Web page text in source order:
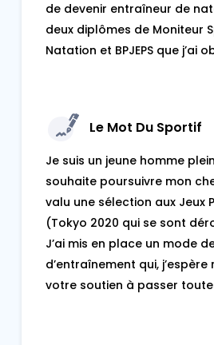
de devenir entraîneur de
deux diplômes de Moniteur
Natation et BPJEPS que j’ai
Le Mot Du Sportif
Je suis un jeune homme
souhaite poursuivre mon
valu une sélection aux Jeux
(Tokyo 2020 qui se sont
J’ai mis en place un mode
d’entraînement qui, j’espère
votre soutien à passer